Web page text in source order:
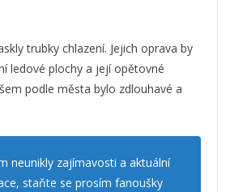
trubky chlazení. Jejich oprava by
ledové plochy a její opětovné
podle města bylo zdlouhavé a
neunikly zajímavosti a aktuální
staňte se prosím fanoušky